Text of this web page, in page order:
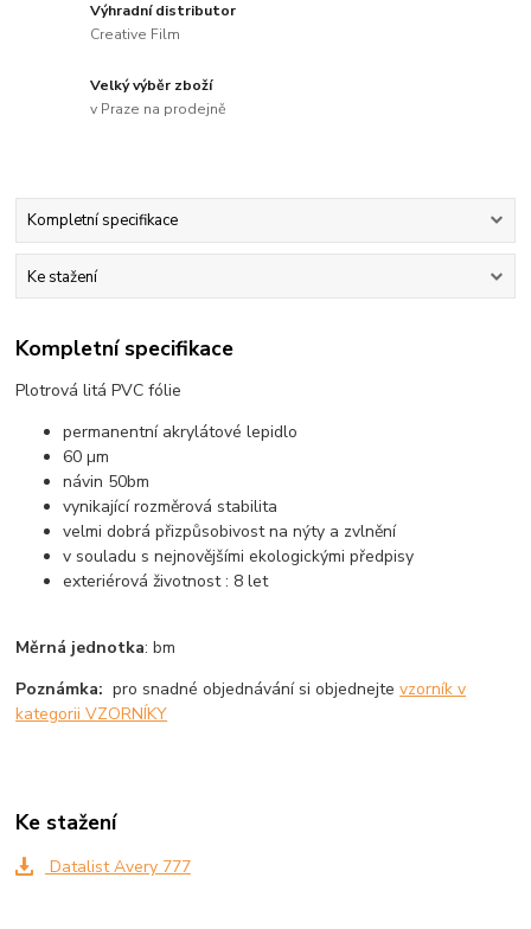
Výhradní distributor
Creative Film
Velký výběr zboží
v Praze na prodejně
Kompletní specifikace
Ke stažení
Kompletní specifikace
Plotrová litá PVC fólie
permanentní akrylátové lepidlo
60 µm
návin 50bm
vynikající rozměrová stabilita
velmi dobrá přizpůsobivost na nýty a zvlnění
v souladu s nejnovějšími ekologickými předpisy
exteriérová životnost : 8 let
Měrná jednotka: bm
Poznámka: pro snadné objednávání si objednejtevzorník v
kategorii VZORNÍKY
Ke stažení
Datalist Avery 777